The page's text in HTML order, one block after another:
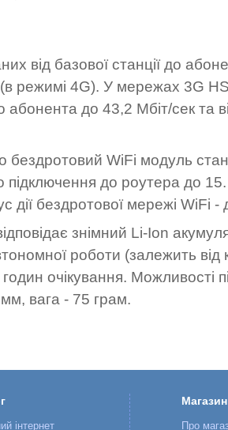
від базової станції до
(в режимі 4G). У мережах 3G
абонента до 43,2 Мбіт/сек та
бездротовий WiFi модуль
підключення до роутера до
дії бездротової мережі WiFi -
знімний Li-Ion
роботи (залежить від
очікування. Можливості
мм, вага - 75 грам.
інтернет
Магазин
Про